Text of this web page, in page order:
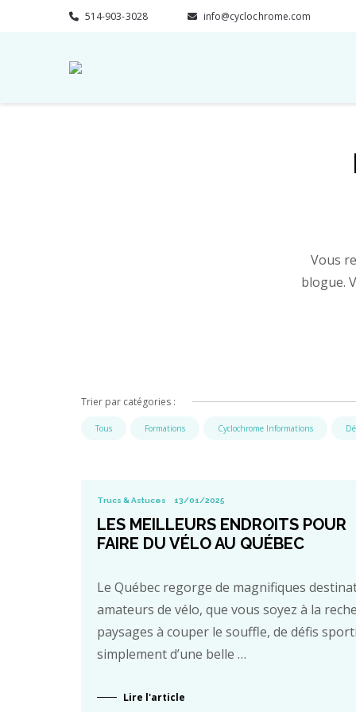
514-903-3028 info@cyclochrome.com
Vous
blogue.
Trier par catégories :
Tous Formations Cyclochrome Informations
Trucs & Astuces 13/01/2025
LES MEILLEURS ENDROITS POUR
FAIRE DU VÉLO AU QUÉBEC
Le Québec regorge de magnifiques
amateurs de vélo, que vous soyez à la
paysages à couper le souffle, de défis
simplement d’une belle …
Lire l'article